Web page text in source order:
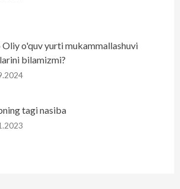
Oliy o'quv yurti mukammallashuvi
bilamizmi?
tagi nasiba